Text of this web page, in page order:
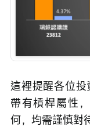
這裡提醒各位投
帶有槓桿屬性
何，均需謹慎對